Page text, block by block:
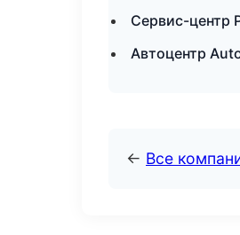
Сервис-центр
Автоцентр
← Все